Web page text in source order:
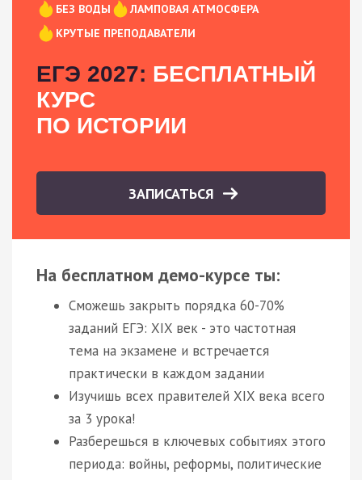
БЕЗ ВОДЫ
ЛАМПОВАЯ АТМОСФЕРА
КРУТЫЕ ПРЕПОДАВАТЕЛИ
ЕГЭ 2027: БЕСПЛАТНЫЙ
КУРС
ПО ИСТОРИИ
ЗАПИСАТЬСЯ
На бесплатном демо-курсе ты:
Сможешь закрыть порядка 60-70%
заданий ЕГЭ: XIX век - это частотная
тема на экзамене и встречается
практически в каждом задании
Изучишь всех правителей XIX века всего
за 3 урока!
Разберешься в ключевых событиях этого
периода: войны, реформы, политические